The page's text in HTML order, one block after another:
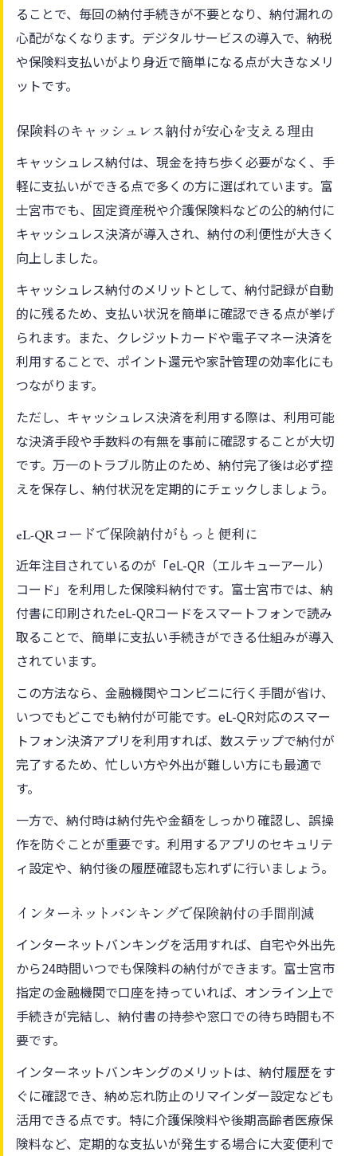
ることで、毎回の納付手続きが不要となり、納付漏れの
心配がなくなります。デジタルサービスの導入で、納税
や保険料支払いがより身近で簡単になる点が大きなメリ
ットです。
保険料のキャッシュレス納付が安心を支える理由
キャッシュレス納付は、現金を持ち歩く必要がなく、手
軽に支払いができる点で多くの方に選ばれています。富
士宮市でも、固定資産税や介護保険料などの公的納付に
キャッシュレス決済が導入され、納付の利便性が大きく
向上しました。
キャッシュレス納付のメリットとして、納付記録が自動
的に残るため、支払い状況を簡単に確認できる点が挙げ
られます。また、クレジットカードや電子マネー決済を
利用することで、ポイント還元や家計管理の効率化にも
つながります。
ただし、キャッシュレス決済を利用する際は、利用可能
な決済手段や手数料の有無を事前に確認することが大切
です。万一のトラブル防止のため、納付完了後は必ず控
えを保存し、納付状況を定期的にチェックしましょう。
eL-QRコードで保険納付がもっと便利に
近年注目されているのが「eL-QR（エルキューアール）
コード」を利用した保険料納付です。富士宮市では、納
付書に印刷されたeL-QRコードをスマートフォンで読み
取ることで、簡単に支払い手続きができる仕組みが導入
されています。
この方法なら、金融機関やコンビニに行く手間が省け、
いつでもどこでも納付が可能です。eL-QR対応のスマー
トフォン決済アプリを利用すれば、数ステップで納付が
完了するため、忙しい方や外出が難しい方にも最適で
す。
一方で、納付時は納付先や金額をしっかり確認し、誤操
作を防ぐことが重要です。利用するアプリのセキュリテ
ィ設定や、納付後の履歴確認も忘れずに行いましょう。
インターネットバンキングで保険納付の手間削減
インターネットバンキングを活用すれば、自宅や外出先
から24時間いつでも保険料の納付ができます。富士宮市
指定の金融機関で口座を持っていれば、オンライン上で
手続きが完結し、納付書の持参や窓口での待ち時間も不
要です。
インターネットバンキングのメリットは、納付履歴をす
ぐに確認でき、納め忘れ防止のリマインダー設定なども
活用できる点です。特に介護保険料や後期高齢者医療保
険料など、定期的な支払いが発生する場合に大変便利で